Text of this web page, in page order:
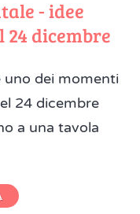
- idee
24 dicembre
uno dei momenti
24 dicembre
a una tavola